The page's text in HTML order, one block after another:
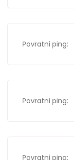
Povratni ping:
Povratni ping:
Povratni ping: